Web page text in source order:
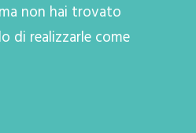
non hai trovato
di realizzarle come